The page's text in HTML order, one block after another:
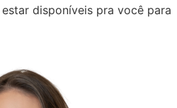
disponíveis pra você para